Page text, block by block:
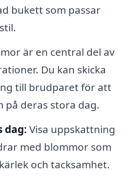
bukett som passar
är en central del av
Du kan skicka
till brudparet för att
på deras stora dag.
dag: Visa uppskattning
med blommor som
och tacksamhet.